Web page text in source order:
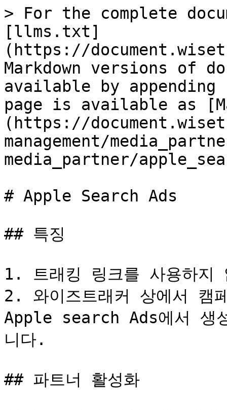
> For the complete
[llms.txt]
(https://
Markdown versions of
available by
page is available as
(https://
management/
media_partner/
# Apple Search Ads
## 특징
1. 트래킹 링크를 사용하지
2. 와이즈트래커 상에서 캠
Apple search Ads에서 생
니다.
## 파트너 활성화